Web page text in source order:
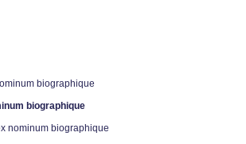
biographique